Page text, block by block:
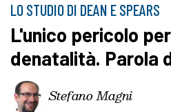
LO STUDIO DI DEAN E SPEARS
L'unico pericolo
denatalità. Parola
Stefano Magni